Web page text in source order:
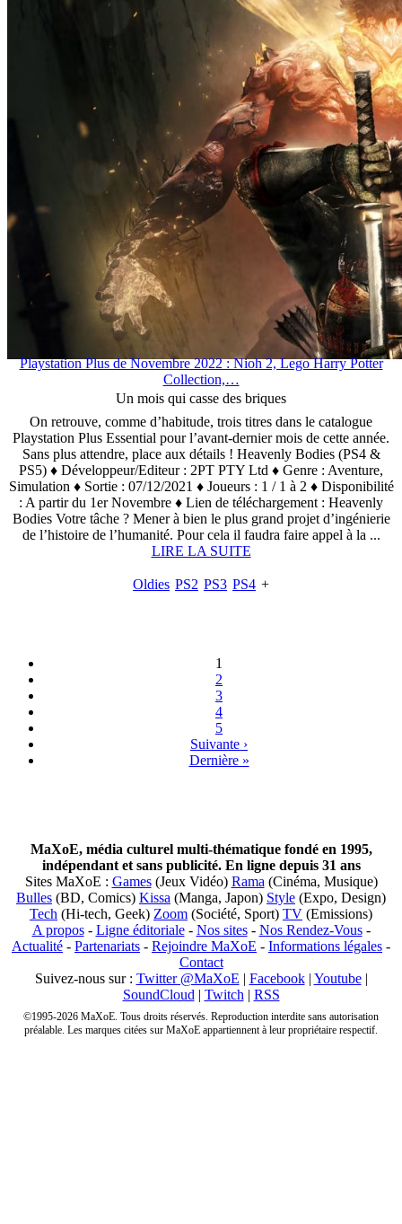
Playstation Plus de Novembre 2022 : Nioh 2, Lego Harry Potter
Collection,…
Un mois qui casse des briques
On retrouve, comme d’habitude, trois titres dans le catalogue
Playstation Plus Essential pour l’avant-dernier mois de cette année.
Sans plus attendre, place aux détails ! Heavenly Bodies (PS4 &
PS5) ♦ Développeur/Editeur : 2PT PTY Ltd ♦ Genre : Aventure,
Simulation ♦ Sortie : 07/12/2021 ♦ Joueurs : 1 / 1 à 2 ♦ Disponibilité
: A partir du 1er Novembre ♦ Lien de téléchargement : Heavenly
Bodies Votre tâche ? Mener à bien le plus grand projet d’ingénierie
de l’histoire de l’humanité. Pour cela il faudra faire appel à la ...
LIRE LA SUITE
Oldies PS2 PS3 PS4 +
1
2
3
4
5
Suivante ›
Dernière »
MaXoE, média culturel multi-thématique fondé en 1995,
indépendant et sans publicité. En ligne depuis 31 ans
Sites MaXoE : Games(Jeux Vidéo) Rama (Cinéma, Musique)
Bulles (BD, Comics) Kissa (Manga, Japon) Style (Expo, Design)
Tech (Hi-tech, Geek) Zoom (Société, Sport) TV (Emissions)
A propos- Ligne éditoriale- Nos sites- Nos Rendez-Vous-
Actualité - Partenariats - Rejoindre MaXoE - Informations légales -
Contact
Suivez-nous sur : Twitter @MaXoE | Facebook| Youtube|
SoundCloud | Twitch | RSS
©1995-2026 MaXoE. Tous droits réservés. Reproduction interdite sans autorisation
préalable. Les marques citées sur MaXoE appartiennent à leur propriétaire respectif.